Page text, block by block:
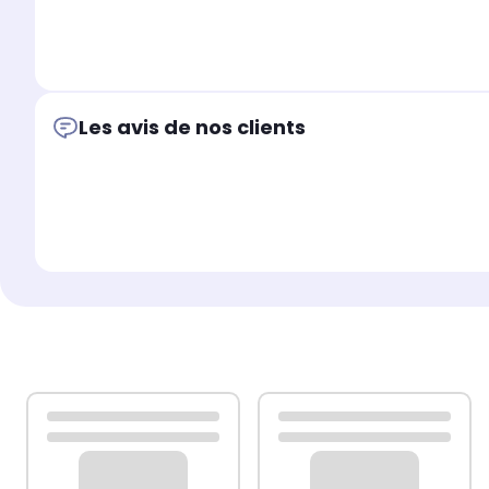
Pour ce faire, nous vous recommandons d’ouvrir un
Cette démarche permettra à notre service client de
Les avis de nos clients